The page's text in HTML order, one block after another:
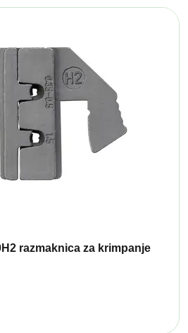
razmaknica za krimpanje